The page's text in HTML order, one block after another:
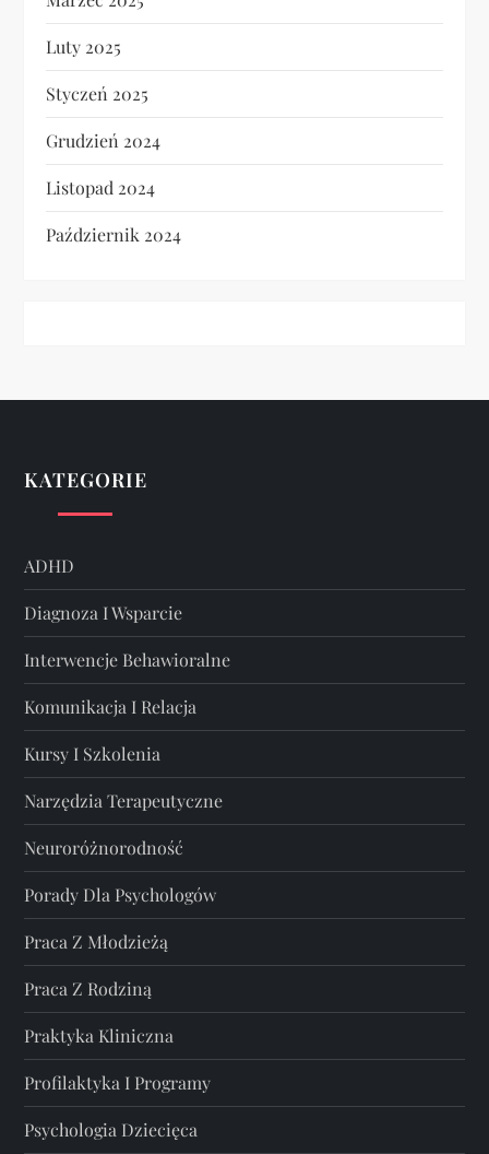
Luty 2025
Styczeń 2025
Grudzień 2024
Listopad 2024
Październik 2024
KATEGORIE
ADHD
Diagnoza I Wsparcie
Interwencje Behawioralne
Komunikacja I Relacja
Kursy I Szkolenia
Narzędzia Terapeutyczne
Neuroróżnorodność
Porady Dla Psychologów
Praca Z Młodzieżą
Praca Z Rodziną
Praktyka Kliniczna
Profilaktyka I Programy
Psychologia Dziecięca